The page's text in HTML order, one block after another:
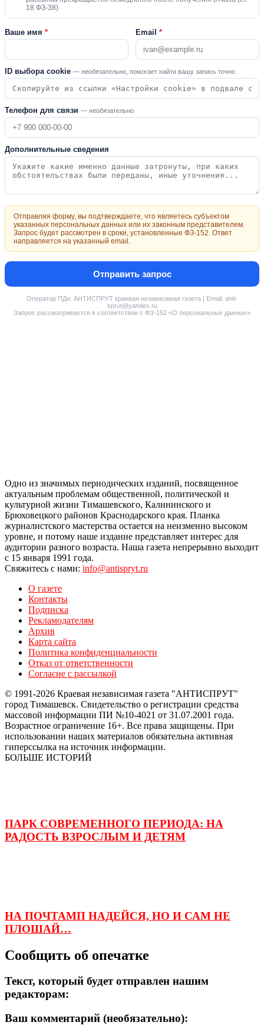
18 ФЗ-38)
Ваше имя * Email *
ID выбора cookie — необязательно, помогает найти вашу запись точно
Телефон для связи — необязательно
Дополнительные сведения
Отправляя форму, вы подтверждаете, что являетесь субъектом
указанных персональных данных или их законным представителем.
Запрос будет рассмотрен в сроки, установленные ФЗ-152. Ответ
направляется на указанный email.
Отправить запрос
Оператор ПДн: АНТИСПРУТ краевая независимая газета | Email: anti-
sprut@yandex.ru
Запрос рассматривается в соответствии с ФЗ-152 «О персональных данных»
Одно из значимых периодических изданий, посвященное
актуальным проблемам общественной, политической и
культурной жизни Тимашевского, Калининского и
Брюховецкого районов Краснодарского края. Планка
журналистского мастерства остается на неизменно высоком
уровне, и потому наше издание представляет интерес для
аудитории разного возраста. Наша газета непрерывно выходит
с 15 января 1991 года.
Свяжитесь с нами: info@antispryt.ru
О газете
Контакты
Подписка
Рекламодателям
Архив
Карта сайта
Политика конфиденциальности
Отказ от ответственности
Согласие с рассылкой
© 1991-2026 Краевая независимая газета "АНТИСПРУТ"
город Тимашевск. Свидетельство о регистрации средства
массовой информации ПИ №10-4021 от 31.07.2001 года.
Возрастное ограничение 16+. Все права защищены. При
использовании наших материалов обязательна активная
гиперссылка на источник информации.
БОЛЬШЕ ИСТОРИЙ
ПАРК СОВРЕМЕННОГО ПЕРИОДА: НА
РАДОСТЬ ВЗРОСЛЫМ И ДЕТЯМ
НА ПОЧТАМП НАДЕЙСЯ, НО И САМ НЕ
ПЛОШАЙ…
Сообщить об опечатке
Текст, который будет отправлен нашим
редакторам:
Ваш комментарий (необязательно):